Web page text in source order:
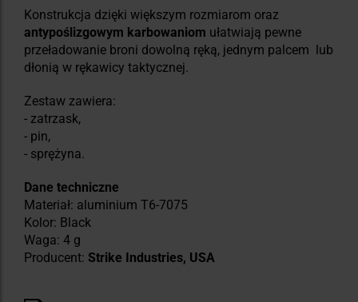
Konstrukcja dzięki większym rozmiarom oraz
antypoślizgowym karbowaniom ułatwiają pewne
przeładowanie broni dowolną ręką, jednym palcem lub
dłonią w rękawicy taktycznej.
Zestaw zawiera:
- zatrzask,
- pin,
- sprężyna.
Dane techniczne
Materiał: aluminium T6-7075
Kolor: Black
Waga: 4 g
Producent: Strike Industries, USA